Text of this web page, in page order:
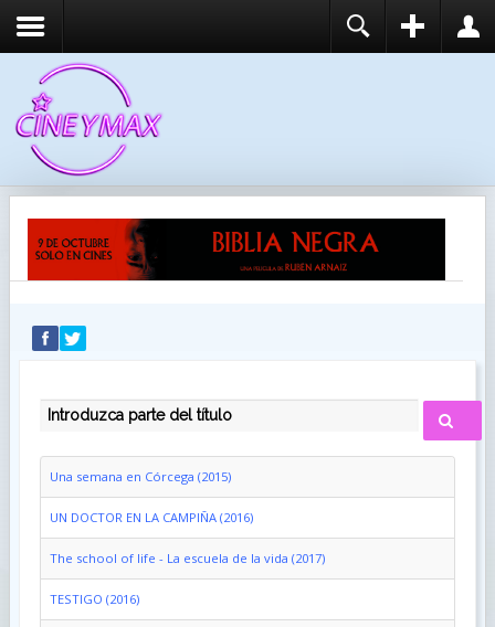
RECUÉRDEME
IDENTIFICARSE
INTRODUZCA PARTE DEL TÍTULO
Una semana en Córcega (2015)
UN DOCTOR EN LA CAMPIÑA (2016)
The school of life - La escuela de la vida (2017)
TESTIGO (2016)